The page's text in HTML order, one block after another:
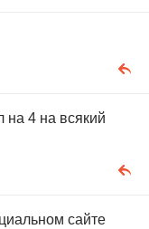
на 4 на всякий
сайте